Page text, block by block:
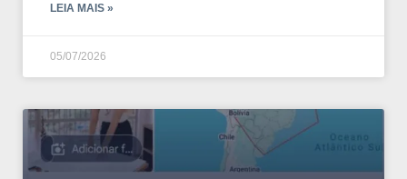
LEIA MAIS »
05/07/2026